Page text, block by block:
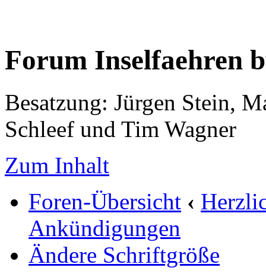
Forum Inselfaehren
Besatzung: Jürgen Stein,
Schleef und Tim Wagner
Zum Inhalt
Foren-Übersicht ‹
Ankündigungen
Ändere Schriftgröße